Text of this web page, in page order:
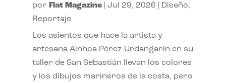
por Flat Magazine| Jul 29, 2026 Diseño,
Reportaje
Los asientos que hace la artista y
artesana Ainhoa Pérez-Urdangarín en su
taller de San Sebastián llevan los colores
y los dibujos marineros de la costa, pero